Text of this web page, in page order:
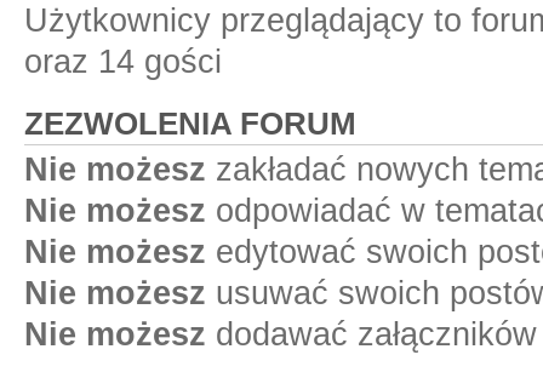
Użytkownicy przeglądający to
oraz 14 gości
ZEZWOLENIA FORUM
Nie możesz zakładać nowych
Nie możesz odpowiadać w
Nie możesz edytować swoich
Nie możesz usuwać swoich
Nie możesz dodawać